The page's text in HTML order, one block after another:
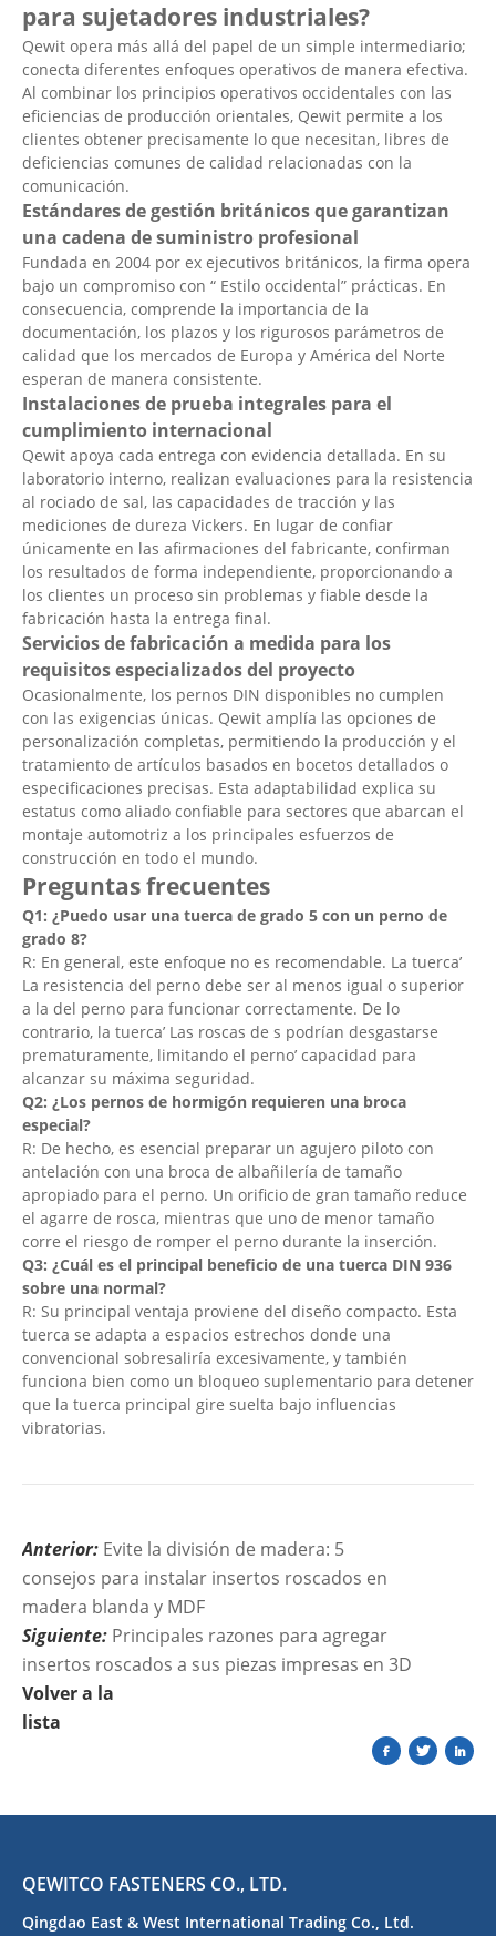
para sujetadores industriales?
Qewit opera más allá del papel de un simple intermediario;
conecta diferentes enfoques operativos de manera efectiva.
Al combinar los principios operativos occidentales con las
eficiencias de producción orientales, Qewit permite a los
clientes obtener precisamente lo que necesitan, libres de
deficiencias comunes de calidad relacionadas con la
comunicación.
Estándares de gestión británicos que garantizan
una cadena de suministro profesional
Fundada en 2004 por ex ejecutivos británicos, la firma opera
bajo un compromiso con “ Estilo occidental” prácticas. En
consecuencia, comprende la importancia de la
documentación, los plazos y los rigurosos parámetros de
calidad que los mercados de Europa y América del Norte
esperan de manera consistente.
Instalaciones de prueba integrales para el
cumplimiento internacional
Qewit apoya cada entrega con evidencia detallada. En su
laboratorio interno, realizan evaluaciones para la resistencia
al rociado de sal, las capacidades de tracción y las
mediciones de dureza Vickers. En lugar de confiar
únicamente en las afirmaciones del fabricante, confirman
los resultados de forma independiente, proporcionando a
los clientes un proceso sin problemas y fiable desde la
fabricación hasta la entrega final.
Servicios de fabricación a medida para los
requisitos especializados del proyecto
Ocasionalmente, los pernos DIN disponibles no cumplen
con las exigencias únicas. Qewit amplía las opciones de
personalización completas, permitiendo la producción y el
tratamiento de artículos basados en bocetos detallados o
especificaciones precisas. Esta adaptabilidad explica su
estatus como aliado confiable para sectores que abarcan el
montaje automotriz a los principales esfuerzos de
construcción en todo el mundo.
Preguntas frecuentes
Q1: ¿Puedo usar una tuerca de grado 5 con un perno de
grado 8?
R: En general, este enfoque no es recomendable. La tuerca’
La resistencia del perno debe ser al menos igual o superior
a la del perno para funcionar correctamente. De lo
contrario, la tuerca’ Las roscas de s podrían desgastarse
prematuramente, limitando el perno’ capacidad para
alcanzar su máxima seguridad.
Q2: ¿Los pernos de hormigón requieren una broca
especial?
R: De hecho, es esencial preparar un agujero piloto con
antelación con una broca de albañilería de tamaño
apropiado para el perno. Un orificio de gran tamaño reduce
el agarre de rosca, mientras que uno de menor tamaño
corre el riesgo de romper el perno durante la inserción.
Q3: ¿Cuál es el principal beneficio de una tuerca DIN 936
sobre una normal?
R: Su principal ventaja proviene del diseño compacto. Esta
tuerca se adapta a espacios estrechos donde una
convencional sobresaliría excesivamente, y también
funciona bien como un bloqueo suplementario para detener
que la tuerca principal gire suelta bajo influencias
vibratorias.
Anterior: Evite la división de madera: 5
consejos para instalar insertos roscados en
madera blanda y MDF
Siguiente: Principales razones para agregar
insertos roscados a sus piezas impresas en 3D
Volver a la
lista
QEWITCO FASTENERS CO., LTD.
Qingdao East & West International Trading Co., Ltd.